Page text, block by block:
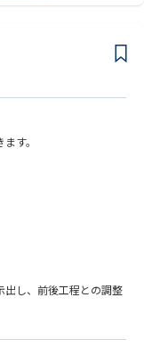
です。
ズに進捗しているかな
4名）と連携し、状況把
るための業務です。
を見つけ、改善案やそ
す。
により、お引越しを伴
す。
出し、前後工程との調整